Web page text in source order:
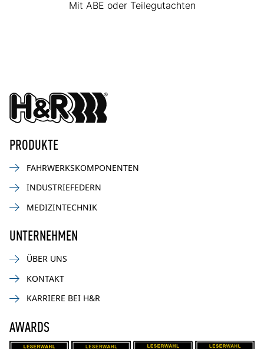
Mit ABE oder Teilegutachten
PRODUKTE
FAHRWERKSKOMPONENTEN
INDUSTRIEFEDERN
MEDIZINTECHNIK
UNTERNEHMEN
ÜBER UNS
KONTAKT
KARRIERE BEI H&R
AWARDS